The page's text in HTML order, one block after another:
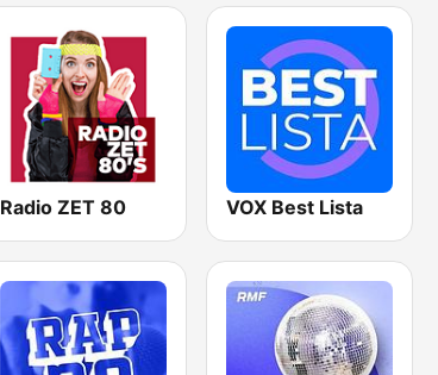
Radio ZET 80 VOX Best Lista